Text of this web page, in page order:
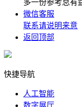
多一份参考总有
微信客服
联系请说明来意
返回顶部
快捷导航
人工智能
数字展厅